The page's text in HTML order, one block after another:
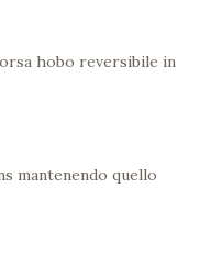
hobo reversibile in
mantenendo quello